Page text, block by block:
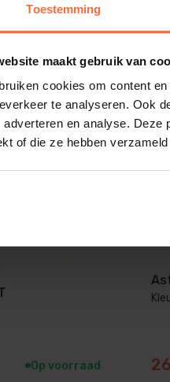
Toestemming
maakt gebruik van
cookies om content
te analyseren. Ook
adverteren en analyse. Deze
of die ze hebben
Op voorraad